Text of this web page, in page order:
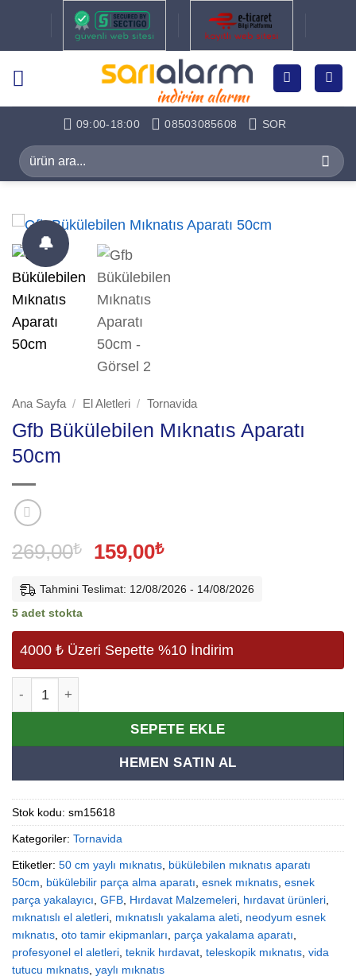
09:00-18:00 08503085608 SOR
Ara:
🔔
Ana Sayfa / El Aletleri / Tornavida
Gfb Bükülebilen Mıknatıs Aparatı
50cm
269,00₺
Orijinal
269,00₺.
159,00₺Şu
fiyat:
Tahmini Teslimat: 12/08/2026 - 14/08/2026
5 adet stokta
4000 ₺ Üzeri Sepette %10 İndirim
SEPETE EKLE
HEMEN SATIN AL
Alternative:
Stok kodu: sm15618
Kategoriler: Tornavida
Etiketler: 50 cm yaylı mıknatıs bükülebilen mıknatıs aparatı
50cm
bükülebilir parça alma aparatı esnek mıknatıs esnek
parça yakalayıcı GFB Hırdavat Malzemeleri hırdavat ürünleri
mıknatıslı el aletleri mıknatıslı yakalama aleti neodyum esnek
mıknatıs oto tamir ekipmanları parça yakalama aparatı
profesyonel el aletleri teknik hırdavat teleskopik mıknatıs vida
tutucu mıknatıs yaylı mıknatıs